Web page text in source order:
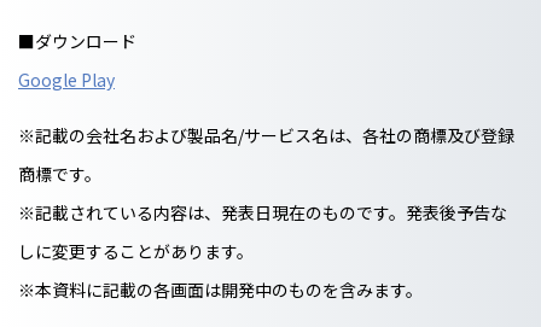
■ダウンロード
Google Play
※記載の会社名および製品名/サービス名は、各社の商標及び登録
商標です。
※記載されている内容は、発表日現在のものです。発表後予告な
しに変更することがあります。
※本資料に記載の各画面は開発中のものを含みます。